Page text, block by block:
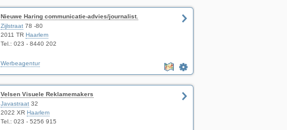
Nieuwe Haring communicatie-advies/journalist.
Zijlstraat78 -80
2011 TR Haarlem
Tel.: 023 - 8440 202
Werbeagentur
Velsen Visuele Reklamemakers
Javastraat32
2022 XR Haarlem
Tel.: 023 - 5256 915